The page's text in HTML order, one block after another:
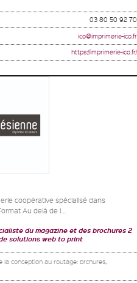
03 80 50 92 70
ico@imprimerie-ico.fr
https://imprimerie-ico.fr/
coopérative spécialisé dans
Au delà de l...
du magazine et des brochures 2
solutions web to print
conception au routage: brchures,